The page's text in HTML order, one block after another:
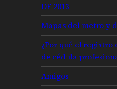
DF 2013
Mapas del metro y
¿Por qué el
de cédula
Amigos